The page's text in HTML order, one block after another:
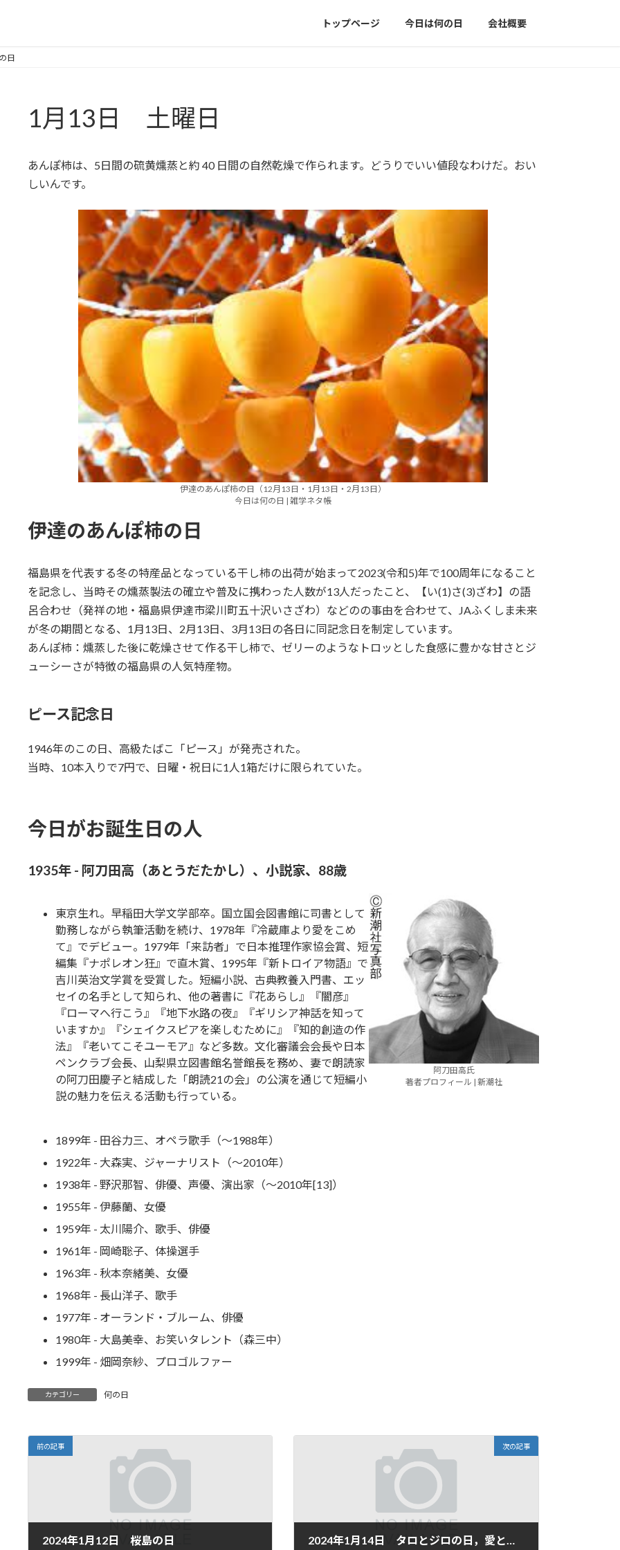
トップページ 今日は何の日 会社概要
日
1月13日 土曜日
あんぽ柿は、5日間の硫黄燻蒸と約 40 日間の自然乾燥で作られます。どうりでいい値段なわけだ。おい
しいんです。
伊達のあんぽ柿の日（12月13日・1月13日・2月13日）
今日は何の日 | 雑学ネタ帳
伊達のあんぽ柿の日
福島県を代表する冬の特産品となっている干し柿の出荷が始まって2023(令和5)年で100周年になること
を記念し、当時その燻蒸製法の確立や普及に携わった人数が13人だったこと、【い(1)さ(3)ざわ】の語
呂合わせ（発祥の地・福島県伊達市梁川町五十沢いさざわ）などのの事由を合わせて、JAふくしま未来
が冬の期間となる、1月13日、2月13日、3月13日の各日に同記念日を制定しています。
あんぽ柿：燻蒸した後に乾燥させて作る干し柿で、ゼリーのようなトロッとした食感に豊かな甘さとジ
ューシーさが特徴の福島県の人気特産物。
ピース記念日
1946年のこの日、高級たばこ「ピース」が発売された。
当時、10本入りで7円で、日曜・祝日に1人1箱だけに限られていた。
今日がお誕生日の人
1935年 - 阿刀田高（あとうだたかし）、小説家、88歳
東京生れ。早稲田大学文学部卒。国立国会図書館に司書として
勤務しながら執筆活動を続け、1978年『冷蔵庫より愛をこめ
て』でデビュー。1979年「来訪者」で日本推理作家協会賞、短
編集『ナポレオン狂』で直木賞、1995年『新トロイア物語』で
吉川英治文学賞を受賞した。短編小説、古典教養入門書、エッ
セイの名手として知られ、他の著書に『花あらし』『闇彦』
『ローマへ行こう』『地下水路の夜』『ギリシア神話を知って
いますか』『シェイクスピアを楽しむために』『知的創造の作
法』『老いてこそユーモア』など多数。文化審議会会長や日本
ペンクラブ会長、山梨県立図書館名誉館長を務め、妻で朗読家
の阿刀田慶子と結成した「朗読21の会」の公演を通じて短編小
説の魅力を伝える活動も行っている。
阿刀田高氏
著者プロフィール | 新潮社
1899年 - 田谷力三、オペラ歌手（～1988年）
1922年 - 大森実、ジャーナリスト（～2010年）
1938年 - 野沢那智、俳優、声優、演出家（～2010年[13]）
1955年 - 伊藤蘭、女優
1959年 - 太川陽介、歌手、俳優
1961年 - 岡崎聡子、体操選手
1963年 - 秋本奈緒美、女優
1968年 - 長山洋子、歌手
1977年 - オーランド・ブルーム、俳優
1980年 - 大島美幸、お笑いタレント（森三中）
1999年 - 畑岡奈紗、プロゴルファー
カテゴリー 何の日
前の記事
2024年1月12日 桜島の日
次の記事